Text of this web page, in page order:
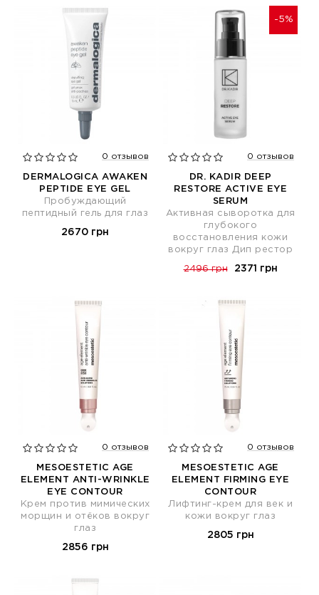
0 отзывов
DERMALOGICA AWAKEN
PEPTIDE EYE GEL
Пробуждающий
пептидный гель для глаз
2670 грн
-5%
0 отзывов
DR. KADIR DEEP
RESTORE ACTIVE EYE
SERUM
Активная сыворотка для
глубокого
восстановления кожи
вокруг глаз Дип рестор
2496 грн 2371 грн
0 отзывов
MESOESTETIC AGE
ELEMENT ANTI-WRINKLE
EYE CONTOUR
Крем против мимических
морщин и отёков вокруг
глаз
2856 грн
0 отзывов
MESOESTETIC AGE
ELEMENT FIRMING EYE
CONTOUR
Лифтинг-крем для век и
кожи вокруг глаз
2805 грн